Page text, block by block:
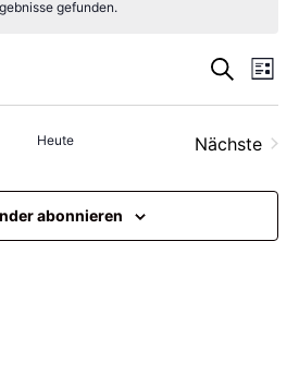
gefunden.
SucheListe
Heute
Nächste
abonnieren